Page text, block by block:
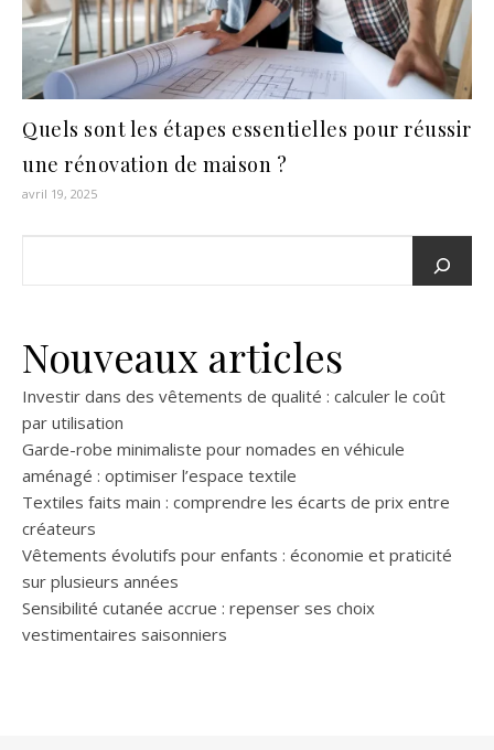
Quels sont les étapes essentielles pour réussir
une rénovation de maison ?
avril 19, 2025
Nouveaux articles
Investir dans des vêtements de qualité : calculer le coût
par utilisation
Garde-robe minimaliste pour nomades en véhicule
aménagé : optimiser l’espace textile
Textiles faits main : comprendre les écarts de prix entre
créateurs
Vêtements évolutifs pour enfants : économie et praticité
sur plusieurs années
Sensibilité cutanée accrue : repenser ses choix
vestimentaires saisonniers